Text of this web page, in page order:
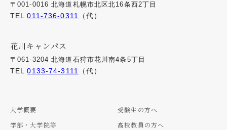
〒001-0016 北海道札幌市北区北16条西2丁目
TEL011-736-0311 （代）
花川キャンパス
〒061-3204 北海道石狩市花川南4条5丁目
TEL0133-74-3111 （代）
大学概要
学部・大学院等
受験生の方へ
高校教員の方へ